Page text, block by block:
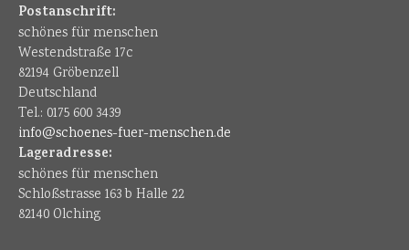
Postanschrift:
schönes für menschen
Westendstraße 17c
82194 Gröbenzell
Deutschland
Tel.: 0175 600 3439
info@schoenes-fuer-menschen.de
Lageradresse:
schönes für menschen
Schloßstrasse 163 b Halle 22
82140 Olching